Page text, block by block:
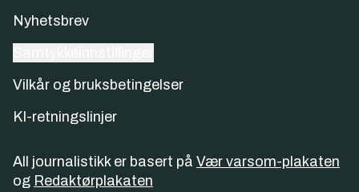
Nyhetsbrev
Vilkår og bruksbetingelser
KI-retningslinjer
All journalistikk er basert på Vær varsom-plakaten
og Redaktørplakaten